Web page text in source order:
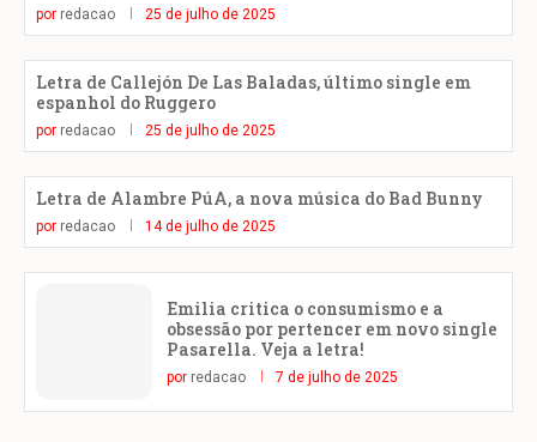
por redacao 25 de julho de 2025
Letra de Callejón De Las Baladas, último single em
espanhol do Ruggero
por redacao 25 de julho de 2025
Letra de Alambre PúA, a nova música do Bad Bunny
por redacao 14 de julho de 2025
Emilia critica o consumismo e a
obsessão por pertencer em novo single
Pasarella. Veja a letra!
por redacao 7 de julho de 2025